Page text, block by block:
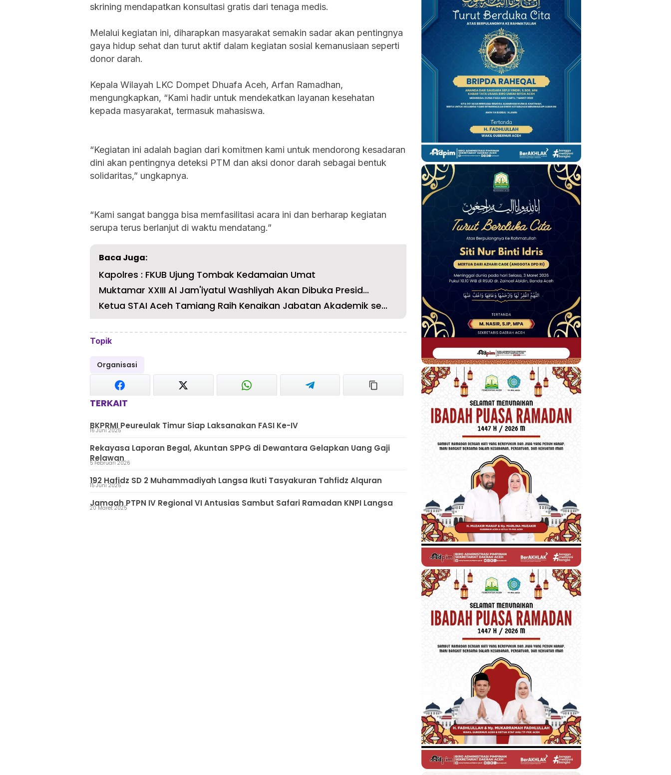
skrining mendapatkan konsultasi gratis dari tenaga medis.
Melalui kegiatan ini, diharapkan masyarakat semakin sadar akan pentingnya
gaya hidup sehat dan turut aktif dalam kegiatan sosial kemanusiaan seperti
donor darah.
Kepala Wilayah LKC Dompet Dhuafa Aceh, Arfan Ramadhan,
mengungkapkan, “Kami hadir untuk mendekatkan layanan kesehatan
kepada masyarakat, termasuk mahasiswa.
“Kegiatan ini adalah bagian dari komitmen kami untuk mendorong kesadaran
dini akan pentingnya deteksi PTM dan aksi donor darah sebagai bentuk
solidaritas,” ungkapnya.
“Kami sangat bangga bisa memfasilitasi acara ini dan berharap kegiatan
serupa terus berlanjut di waktu mendatang.”
Baca Juga:
Kapolres : FKUB Ujung Tombak Kedamaian Umat
Muktamar XXIII Al Jam'iyatul Washliyah Akan Dibuka Presid...
Ketua STAI Aceh Tamiang Raih Kenaikan Jabatan Akademik se...
Topik
Organisasi
TERKAIT
BKPRMI Peureulak Timur Siap Laksanakan FASI Ke-IV
16 Juni 2025
Rekayasa Laporan Begal, Akuntan SPPG di Dewantara Gelapkan Uang Gaji
Relawan5 Februari 2026
192 Hafidz SD 2 Muhammadiyah Langsa Ikuti Tasyakuran Tahfidz Alquran
15 Juni 2025
Jamaah PTPN IV Regional VI Antusias Sambut Safari Ramadan KNPI Langsa
20 Maret 2025